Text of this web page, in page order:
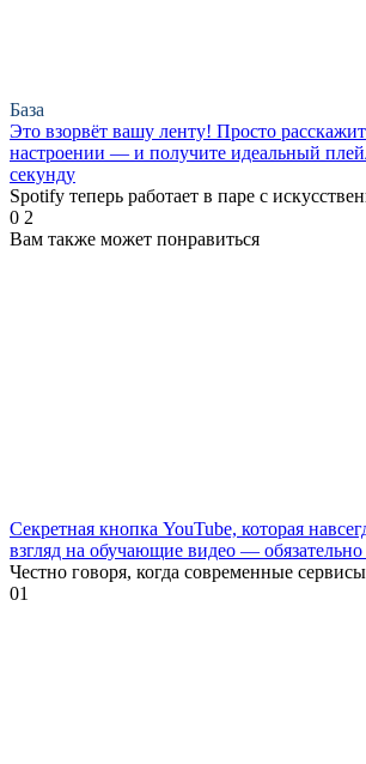
База
Это взорвёт вашу ленту! Просто
настроении — и получите идеальный
секунду
Spotify теперь работает в паре с
0 2
Вам также может понравиться
Секретная кнопка YouTube, которая
взгляд на обучающие видео —
Честно говоря, когда современные
01